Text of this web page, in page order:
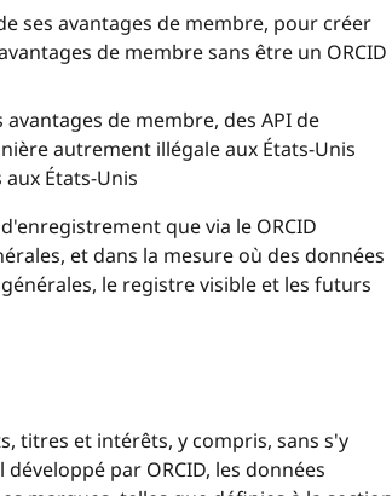
ses avantages de membre, pour créer
de membre sans être un ORCID
de membre, des API de
autrement illégale aux États-Unis
États-Unis
que via le ORCID
et dans la mesure où des données
le registre visible et les futurs
titres et intérêts, y compris, sans s'y
par ORCID, les données